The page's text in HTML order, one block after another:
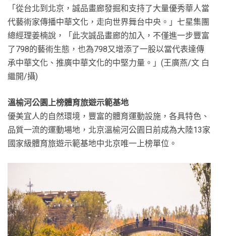
「從台北到北京，誠品畫廊發掘和支持了大量優秀華人當
代藝術家傳播中華文化，走向世界舞台中央。」七星集團
總經理姜楠說，「此次誠品畫廊的加入，不僅進一步豐富
了798的藝術生態，也為798又增添了一股以當代表達傳
承中華文化、推廣中華文化的中堅力量。」(王廣燕/文 白
繼開/攝)
溫榆河公園上榜體育旅遊示範基地
優美宜人的自然環境，豐富的體育運動設施，各具特色、
品質一流的運動場地，北京溫榆河公園日前成為大陸13家
國家級體育旅遊示範基地中北京唯一上榜單位。